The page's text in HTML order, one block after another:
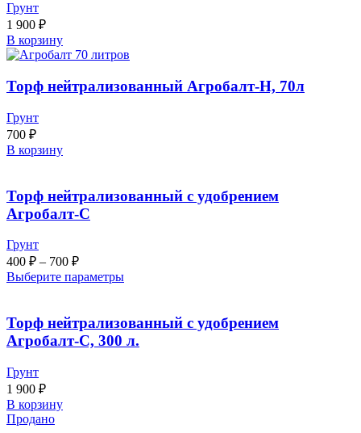
Грунт
1 900 ₽
В корзину
Торф нейтрализованный Агробалт-Н, 70л
Грунт
700 ₽
В корзину
Торф нейтрализованный с удобрением
Агробалт-С
Грунт
400 ₽ – 700 ₽
Выберите параметры
Торф нейтрализованный с удобрением
Агробалт-С, 300 л.
Грунт
1 900 ₽
В корзину
Продано